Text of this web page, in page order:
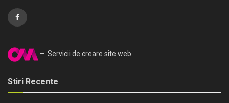
– Servicii de creare site web
Stiri Recente